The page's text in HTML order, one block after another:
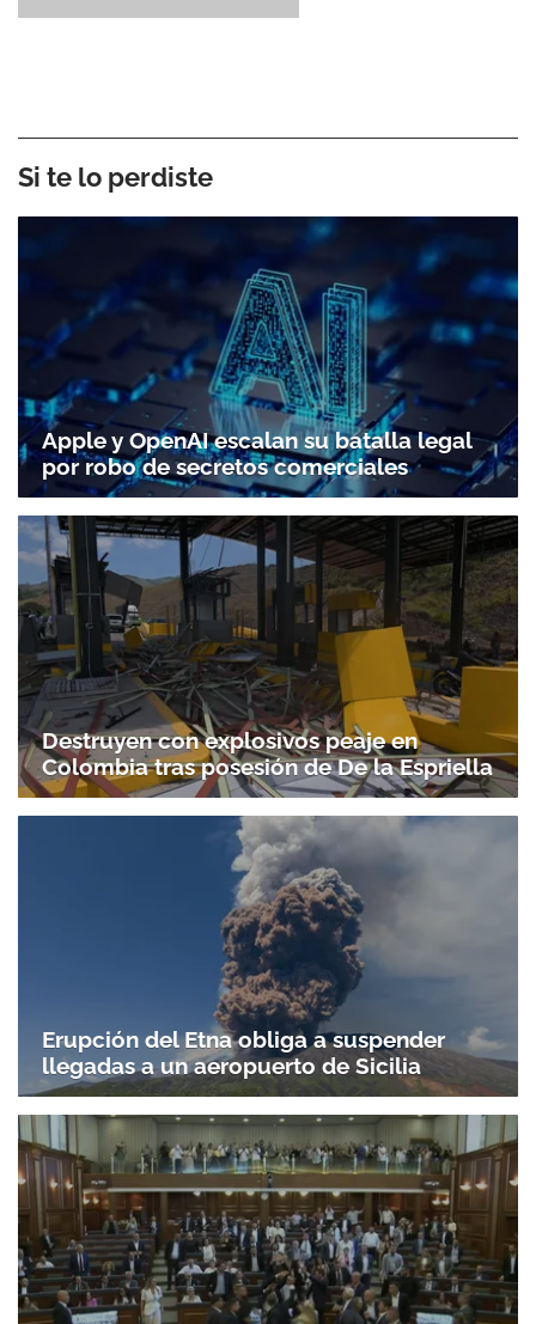
Si te lo perdiste
Apple y OpenAI escalan su batalla legal
por robo de secretos comerciales
Destruyen con explosivos peaje en
Colombia tras posesión de De la Espriella
Erupción del Etna obliga a suspender
llegadas a un aeropuerto de Sicilia